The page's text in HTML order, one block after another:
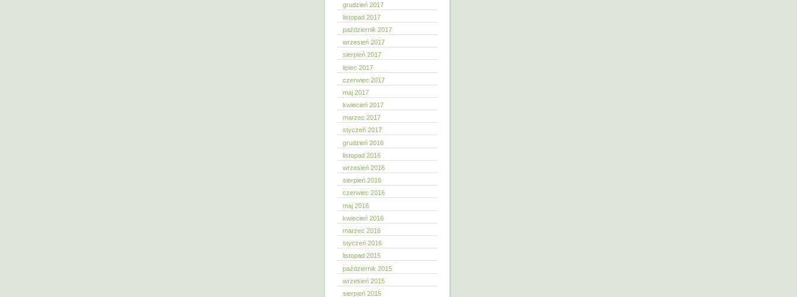
grudzień 2017
listopad 2017
październik 2017
wrzesień 2017
sierpień 2017
lipiec 2017
czerwiec 2017
maj 2017
kwiecień 2017
marzec 2017
styczeń 2017
grudzień 2016
listopad 2016
wrzesień 2016
sierpień 2016
czerwiec 2016
maj 2016
kwiecień 2016
marzec 2016
styczeń 2016
listopad 2015
październik 2015
wrzesień 2015
sierpień 2015